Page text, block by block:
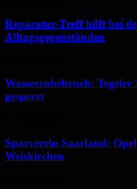
Reparatur-Treff hilft bei
Alltagsgegenständen
Wasserrohrbruch:
gesperrt
Sparverein Saarland:
Weiskirchen